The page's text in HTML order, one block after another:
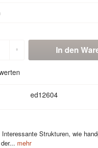
In den
ed12604
Strukturen, wie
mehr